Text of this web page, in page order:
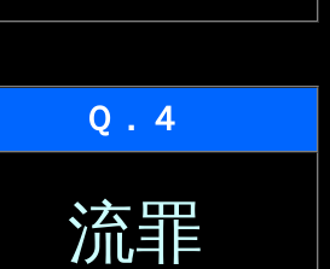
Ｑ．４
流罪